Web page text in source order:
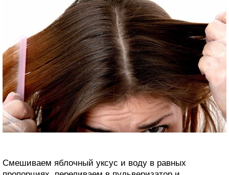
Смешиваем яблочный уксус и воду в равных